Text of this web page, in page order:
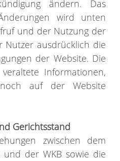
ändern. Das
wird unten
und der Nutzung der
Nutzer ausdrücklich die
der Website. Die
Informationen,
auf der Website
Gerichtsstand
zwischen dem
der WKB sowie die